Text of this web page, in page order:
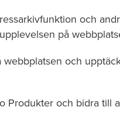
och
på
och
Produkter och bidra till